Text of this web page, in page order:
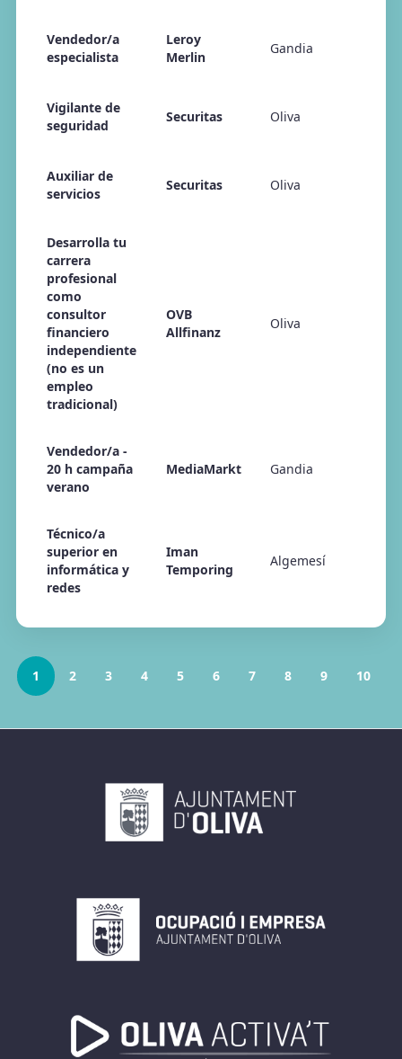
Vendedor/a
especialista
Leroy
Merlin
Gandia
Vigilante de
seguridad
Securitas Oliva
Auxiliar de
servicios
Securitas Oliva
Desarrolla tu
carrera
profesional
como
consultor
financiero
independiente
(no es un
empleo
tradicional)
OVB
Allfinanz
Oliva
Vendedor/a -
20 h campaña
verano
MediaMarkt Gandia
Técnico/a
superior en
informática y
redes
Iman
Temporing
Algemesí
1 2 3 4 5 6 7 8 9 10